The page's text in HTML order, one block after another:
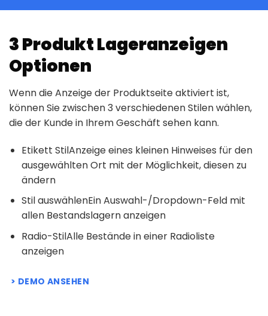
3 Produkt Lageranzeigen
Optionen
Wenn die Anzeige der Produktseite aktiviert ist,
können Sie zwischen 3 verschiedenen Stilen wählen,
die der Kunde in Ihrem Geschäft sehen kann.
Etikett StilAnzeige eines kleinen Hinweises für den
ausgewählten Ort mit der Möglichkeit, diesen zu
ändern
Stil auswählenEin Auswahl-/Dropdown-Feld mit
allen Bestandslagern anzeigen
Radio-StilAlle Bestände in einer Radioliste
anzeigen
DEMO ANSEHEN